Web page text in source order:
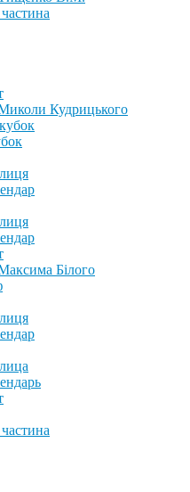
Кудрицького
Білого